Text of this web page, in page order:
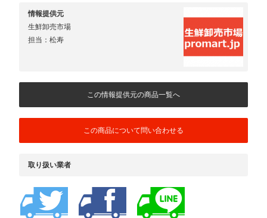
情報提供元
生鮮卸売市場
担当：松寿
この情報提供元の商品一覧へ
この商品について問い合わせる
取り扱い業者